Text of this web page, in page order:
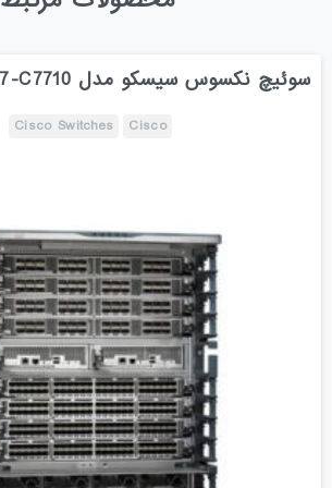
سوئیچ نکسوس سیسکو مدل Nexus N77-C7710
Cisco
Cisco Switches